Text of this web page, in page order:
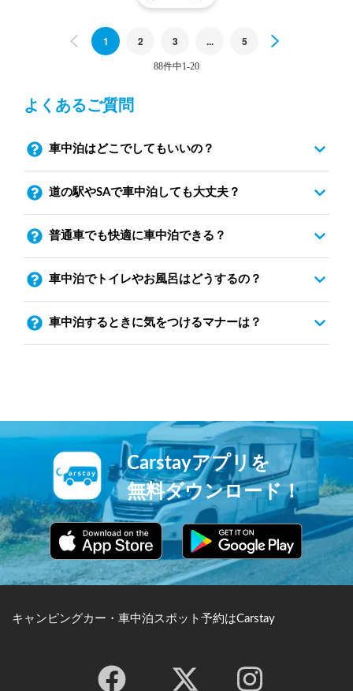
Previous
1 2 3 ... 5
88件中1-20
よくあるご質問
車中泊はどこでしてもいいの？
道の駅やSAで車中泊しても大丈夫？
普通車でも快適に車中泊できる？
車中泊でトイレやお風呂はどうするの？
車中泊するときに気をつけるマナーは？
Carstayアプリを
無料ダウンロード！
キャンピングカー・車中泊スポット予約はCarstay